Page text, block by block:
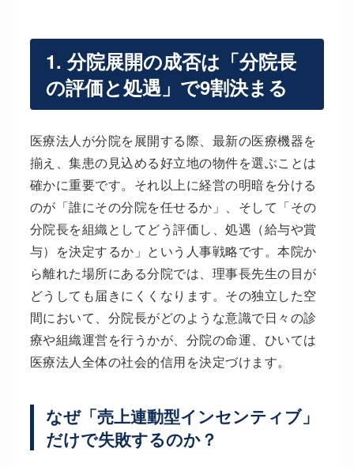
1. 分院展開の成否は「分院長
の評価と処遇」で9割決まる
医療法人が分院を展開する際、最新の医療機器を
揃え、集患の見込める好立地の物件を選ぶことは
確かに重要です。それ以上に経営の明暗を分ける
のが「誰にその分院を任せるか」、そして「その
分院長を組織としてどう評価し、処遇（給与や賞
与）を決定するか」という人事戦略です。本院か
ら離れた場所にある分院では、理事長先生の目が
どうしても届きにくくなります。その独立した空
間において、分院長がどのような意識で日々の診
療や組織運営を行うかが、分院の命運、ひいては
医療法人全体の社会的信用を決定づけます。
なぜ「売上連動型インセンティブ」
だけで失敗するのか？